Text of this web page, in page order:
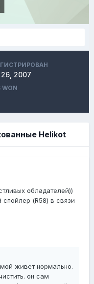
2007
WON
Helikot
обладателей))
(R58) в связи
живет нормально.
он сам